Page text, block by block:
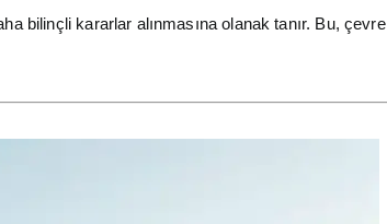
bilinçli kararlar alınmasına olanak tanır. Bu, çevre